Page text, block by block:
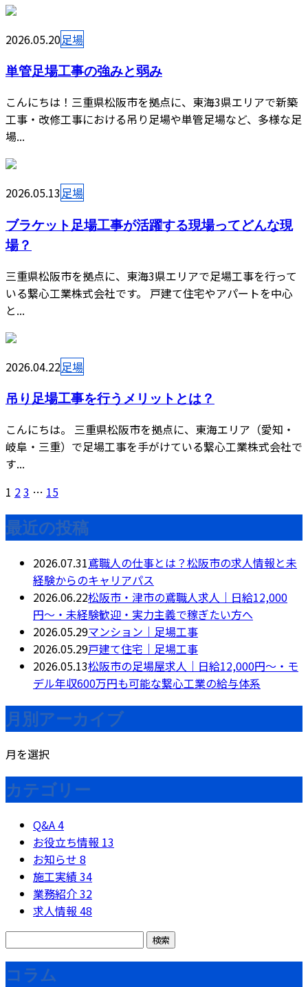
2026.05.20足場
単管足場工事の強みと弱み
こんにちは！三重県松阪市を拠点に、東海3県エリアで新築
工事・改修工事における吊り足場や単管足場など、多様な足
場...
2026.05.13足場
ブラケット足場工事が活躍する現場ってどんな現
場？
三重県松阪市を拠点に、東海3県エリアで足場工事を行って
いる繋心工業株式会社です。 戸建て住宅やアパートを中心
と...
2026.04.22足場
吊り足場工事を行うメリットとは？
こんにちは。 三重県松阪市を拠点に、東海エリア（愛知・
岐阜・三重）で足場工事を手がけている繋心工業株式会社で
す...
1 23 … 15
最近の投稿
2026.07.31鳶職人の仕事とは？松阪市の求人情報と未
経験からのキャリアパス
2026.06.22松阪市・津市の鳶職人求人｜日給12,000
円〜・未経験歓迎・実力主義で稼ぎたい方へ
2026.05.29マンション｜足場工事
2026.05.29戸建て住宅｜足場工事
2026.05.13松阪市の足場屋求人｜日給12,000円〜・モ
デル年収600万円も可能な繋心工業の給与体系
月別アーカイブ
月を選択
カテゴリー
Q&A4
お役立ち情報 13
お知らせ 8
施工実績34
業務紹介32
求人情報 48
コラム